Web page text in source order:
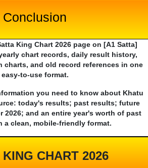
Conclusion
King Chart 2026 page on [A1 Satta]
chart records, daily result history,
charts, and old record references in one
easy-to-use format.
you need to know about Khatu
today's results; past results; future
2026; and an entire year's worth of past
a clean, mobile-friendly format.
KING CHART 2026